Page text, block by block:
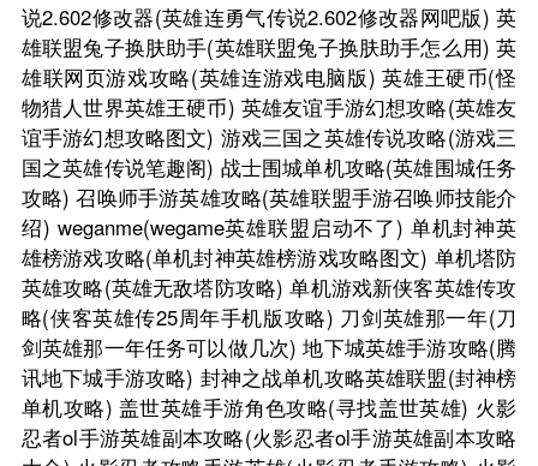
说2.602修改器(英雄连勇气传说2.602修改器网吧版) 英
雄联盟兔子换肤助手(英雄联盟兔子换肤助手怎么用) 英
雄联网页游戏攻略(英雄连游戏电脑版) 英雄王硬币(怪
物猎人世界英雄王硬币) 英雄友谊手游幻想攻略(英雄友
谊手游幻想攻略图文) 游戏三国之英雄传说攻略(游戏三
国之英雄传说笔趣阁) 战士围城单机攻略(英雄围城任务
攻略) 召唤师手游英雄攻略(英雄联盟手游召唤师技能介
绍) weganme(wegame英雄联盟启动不了) 单机封神英
雄榜游戏攻略(单机封神英雄榜游戏攻略图文) 单机塔防
英雄攻略(英雄无敌塔防攻略) 单机游戏新侠客英雄传攻
略(侠客英雄传25周年手机版攻略) 刀剑英雄那一年(刀
剑英雄那一年任务可以做几次) 地下城英雄手游攻略(腾
讯地下城手游攻略) 封神之战单机攻略英雄联盟(封神榜
单机攻略) 盖世英雄手游角色攻略(寻找盖世英雄) 火影
忍者ol手游英雄副本攻略(火影忍者ol手游英雄副本攻略